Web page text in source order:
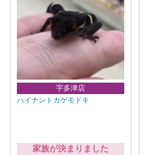
宇多津店
ハイナントカゲモドキ
家族が決まりました